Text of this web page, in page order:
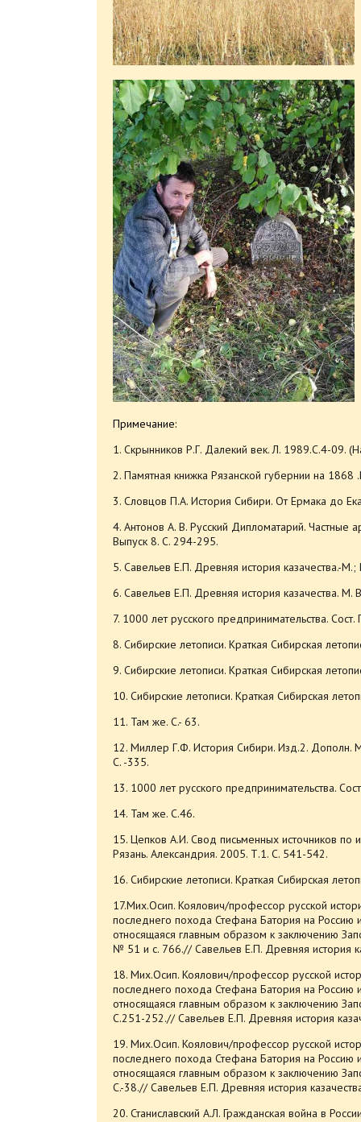
Примечание:
1. Скрынников Р.Г. Далекий век. Л. 1989.С.4-09.
2. Памятная книжка Рязанской губернии на 1868
3. Словцов П.А. История Сибири. От Ермака до
4. Антонов А. В. Русский Дипломатарий. Частные
Выпуск 8. С. 294-295.
5. Савельев Е.П. Древняя история казачества.-
6. Савельев Е.П. Древняя история казачества. М.
7. 1000 лет русского предпринимательства.
8. Сибирские летописи. Краткая Сибирская
9. Сибирские летописи. Краткая Сибирская
10. Сибирские летописи. Краткая Сибирская
11. Там же. С.- 63.
12. Миллер Г.Ф. История Сибири. Изд.2. Дополн.
С. -335.
13. 1000 лет русского предпринимательства.
14. Там же. С.46.
15. Цепков А.И. Свод письменных источников по
Рязань. Александрия. 2005. Т.1. С. 541-542.
16. Сибирские летописи. Краткая Сибирская
17.Мих.Осип. Коялович/профессор русской
последнего похода Стефана Батория на Россию
относящаяся главным образом к заключению
№ 51 и с. 766.// Савельев Е.П. Древняя история
18. Мих.Осип. Коялович/профессор русской
последнего похода Стефана Батория на Россию
относящаяся главным образом к заключению
С.251-252.// Савельев Е.П. Древняя история
19. Мих.Осип. Коялович/профессор русской
последнего похода Стефана Батория на Россию
относящаяся главным образом к заключению
С.-38.// Савельев Е.П. Древняя история
20. Станиславский А.Л. Гражданская война в